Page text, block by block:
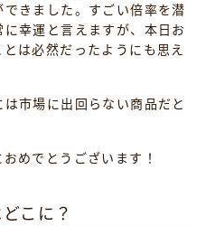
きました。すごい倍率を潜
幸運と言えますが、本日お
は必然だったようにも思え
市場に出回らない商品だと
めでとうございます！
こに？